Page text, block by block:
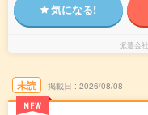
気になる!
派遣会社
未読
NEW
掲載日 2026/08/08